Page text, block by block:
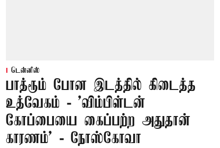
டென்னிஸ்
பாத்ரூம் போன இடத்தில் கிடைத்த
உத்வேகம் - ’விம்பிள்டன்
கோப்பையை கைப்பற்ற அதுதான்
காரணம்’ - நோஸ்கோவா